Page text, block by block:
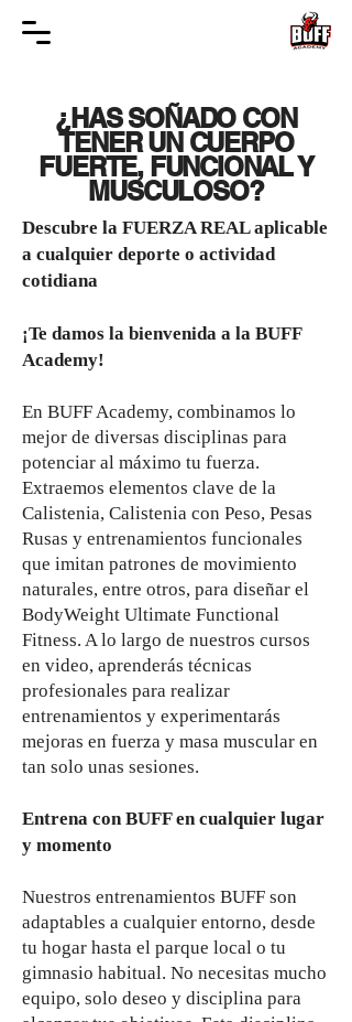
¿HAS SOÑADO CON
TENER UN CUERPO
FUERTE, FUNCIONAL Y
MUSCULOSO?
Descubre la FUERZA REAL aplicable
a cualquier deporte o actividad
cotidiana
¡Te damos la bienvenida a la BUFF
Academy!
En BUFF Academy, combinamos lo
mejor de diversas disciplinas para
potenciar al máximo tu fuerza.
Extraemos elementos clave de la
Calistenia, Calistenia con Peso, Pesas
Rusas y entrenamientos funcionales
que imitan patrones de movimiento
naturales, entre otros, para diseñar el
BodyWeight Ultimate Functional
Fitness. A lo largo de nuestros cursos
en video, aprenderás técnicas
profesionales para realizar
entrenamientos y experimentarás
mejoras en fuerza y masa muscular en
tan solo unas sesiones.
Entrena con BUFF en cualquier lugar
y momento
Nuestros entrenamientos BUFF son
adaptables a cualquier entorno, desde
tu hogar hasta el parque local o tu
gimnasio habitual. No necesitas mucho
equipo, solo deseo y disciplina para